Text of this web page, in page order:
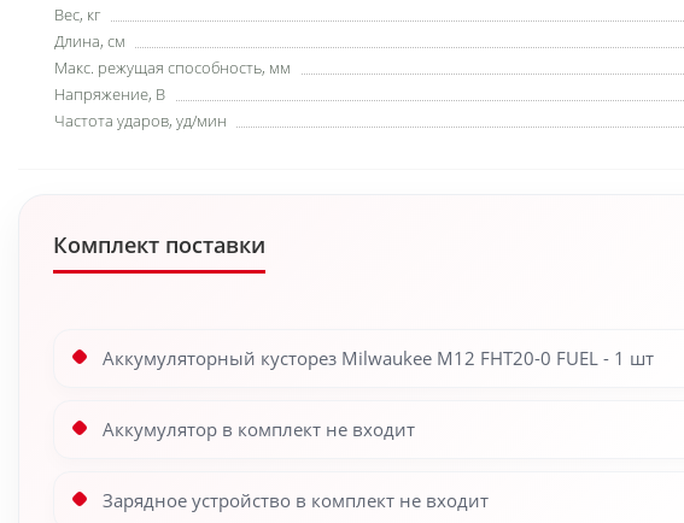
Вес, кг
Длина, см
Макс. режущая способность, мм
Напряжение, В
Частота ударов, уд/мин
Комплект поставки
Аккумуляторный кусторез Milwaukee M12 FHT20-0 FUEL - 1 шт
Аккумулятор в комплект не входит
Зарядное устройство в комплект не входит